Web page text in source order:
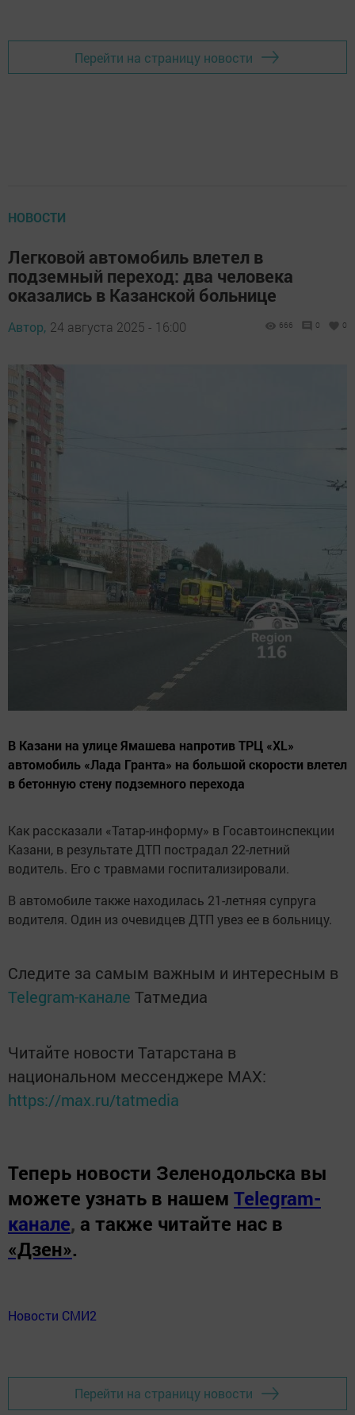
Перейти на страницу новости
НОВОСТИ
Легковой автомобиль влетел в
подземный переход: два человека
оказались в Казанской больнице
Автор, 24 августа 2025 - 16:00 666 0 0
В Казани на улице Ямашева напротив ТРЦ «XL»
автомобиль «Лада Гранта» на большой скорости влетел
в бетонную стену подземного перехода
Как рассказали «Татар-информу» в Госавтоинспекции
Казани, в результате ДТП пострадал 22-летний
водитель. Его с травмами госпитализировали.
В автомобиле также находилась 21-летняя супруга
водителя. Один из очевидцев ДТП увез ее в больницу.
Следите за самым важным и интересным в
Telegram-канале Татмедиа
Читайте новости Татарстана в
национальном мессенджере MАХ:
https://max.ru/tatmedia
Теперь новости Зеленодольска вы
можете узнать в нашем Telegram-
канале, а также читайте нас в
«Дзен».
Новости СМИ2
Перейти на страницу новости